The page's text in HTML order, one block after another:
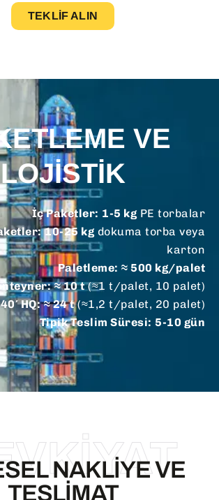
TEKLIF ALIN
VE
LOJISTIK
İç Paketler: 1-5 kgPE torbalar
10-25 kg dokuma torba veya
karton
Paletleme: ≈ 500 kg/palet
≈ 10 t(≈1 t/palet, 10 palet)
40′ HQ: ≈ 24 t(≈1,2 t/palet, 20 palet)
Tipik Teslim Süresi: 5-10 gün
NAKLIYE VE
TESLIMAT